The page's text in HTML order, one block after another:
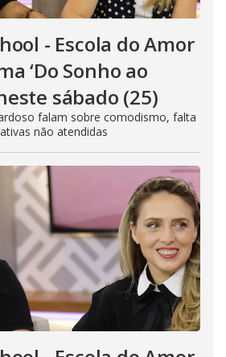
- Escola do Amor
‘Do Sonho ao
sábado (25)
falam sobre comodismo, falta
não atendidas